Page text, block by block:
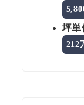
坪単
212